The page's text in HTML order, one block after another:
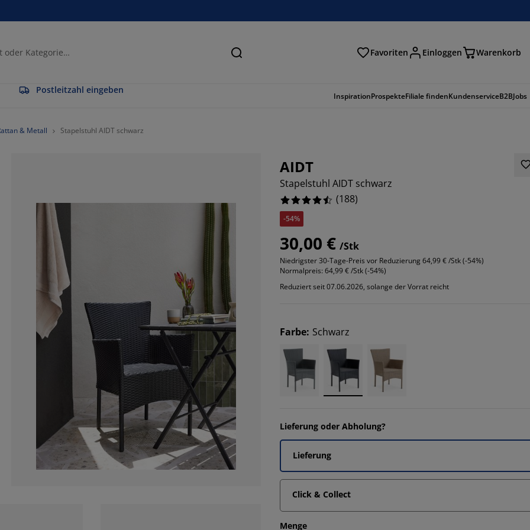
Suchen Favoriten Einloggen Warenkorb
Postleitzahl eingeben
InspirationProspekteFiliale findenKundenserviceB2BJobs
& Metall Stapelstuhl AIDT schwarz
AIDT
Stapelstuhl AIDT schwarz
(188)
-54%
30,00 € /Stk
Niedrigster 30-Tage-Preis vor Reduzierung64,99 € /Stk (-54%)
Normalpreis: 64,99 € /Stk (-54%)
Reduziert seit 07.06.2026, solange der Vorrat reicht
Farbe: Schwarz
Lieferung oder Abholung?
Lieferung
Click & Collect
Menge
73.93617021276596%
13.829787234042554%
4.25531914893617%
1.0638297872340425%
6.914893617021277%